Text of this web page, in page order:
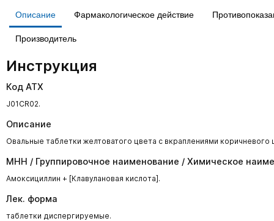
Описание Фармакологическое действие
Производитель
Инструкция
Код АТХ
J01CR02.
Описание
Овальные таблетки желтоватого цвета с вкраплениями коричневого
МНН / Группировочное наименование / Химическое
Амоксициллин + [Клавулановая кислота].
Лек. форма
таблетки диспергируемые.